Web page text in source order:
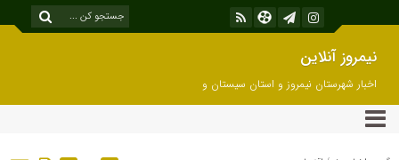
نیمروز آنلاین
اخبار شهرستان نیمروز و استان سیستان و
بلوچستان